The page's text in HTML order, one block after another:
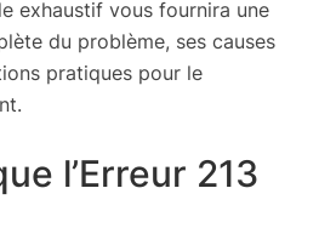
exhaustif vous fournira une
du problème, ses causes
pratiques pour le
l’Erreur 213